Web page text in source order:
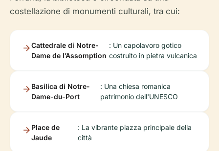
costellazione di monumenti culturali, tra cui:
Cattedrale di Notre-
Dame de l’Assomption
: Un capolavoro gotico
costruito in pietra vulcanica
Basilica di Notre-
Dame-du-Port
: Una chiesa romanica
patrimonio dell'UNESCO
Place de
Jaude
: La vibrante piazza principale della
città